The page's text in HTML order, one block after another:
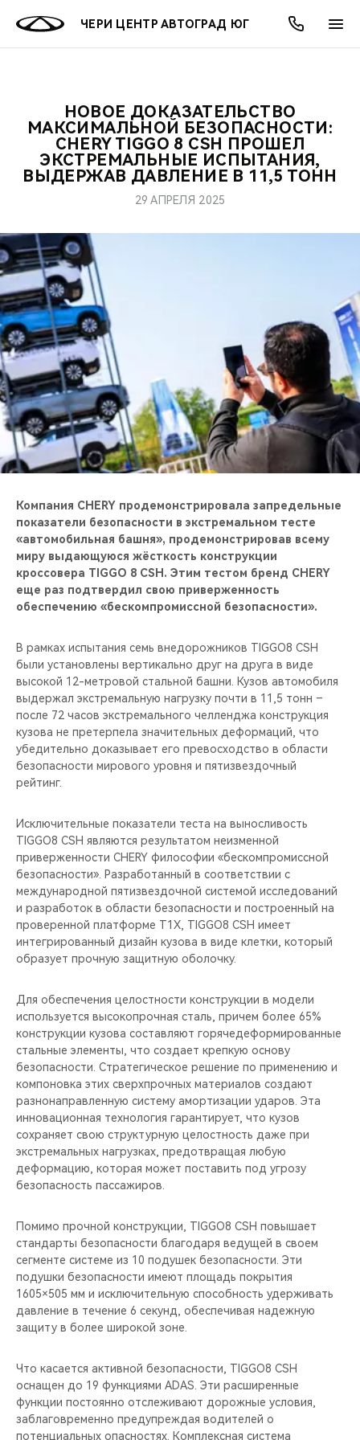
ЧЕРИ ЦЕНТР АВТОГРАД ЮГ
МОДЕЛИ
ВСЕ МОДЕЛИ
СЕДАНЫ
НОВИНКИ
ПОКУПАТЕЛЯМ
ВЫБОР И ПОКУПКА
КРЕДИТ И СТРАХОВАНИЕ
ВЛАДЕЛЬЦАМ
СЕРВИС
ЗАПЧАСТИ И АКСЕССУАРЫ
ПОДДЕРЖКА
CHERY CONNECT
МИР CHERY
АКСЕССУАРЫ
CHERY В СОЦСЕТЯХ
ЛЮДИ CHERY
БЛАГОТВОРИТЕЛЬНОСТЬ
CHERY REMOTE
CHERY И СПОРТ
НАШИ МЕРОПРИЯТИЯ
CHERY ДЛЯ ДЕТЕЙ
АКЦИИ
ВЫГОДЫ И АКЦИИ
ОНЛАЙН СЕРВИСЫ
ВЫБОР И ПОКУПКА
О КОМПАНИИ
О НАС
НОВОЕ ДОКАЗАТЕЛЬСТВО
МАКСИМАЛЬНОЙ БЕЗОПАСНОСТИ:
CHERY TIGGO 8 CSH ПРОШЕЛ
ЭКСТРЕМАЛЬНЫЕ ИСПЫТАНИЯ,
ВЫДЕРЖАВ ДАВЛЕНИЕ В 11,5 ТОНН
29 АПРЕЛЯ 2025
Компания CHERY продемонстрировала запредельные
показатели безопасности в экстремальном тесте
«автомобильная башня», продемонстрировав всему
миру выдающуюся жёсткость конструкции
кроссовера TIGGO 8 CSH. Этим тестом бренд CHERY
еще раз подтвердил свою приверженность
обеспечению «бескомпромиссной безопасности».
В рамках испытания семь внедорожников TIGGO8 CSH
были установлены вертикально друг на друга в виде
высокой 12-метровой стальной башни. Кузов автомобиля
выдержал экстремальную нагрузку почти в 11,5 тонн –
после 72 часов экстремального челленджа конструкция
кузова не претерпела значительных деформаций, что
убедительно доказывает его превосходство в области
безопасности мирового уровня и пятизвездочный
рейтинг.
Исключительные показатели теста на выносливость
TIGGO8 CSH являются результатом неизменной
приверженности CHERY философии «бескомпромиссной
безопасности». Разработанный в соответствии с
международной пятизвездочной системой исследований
и разработок в области безопасности и построенный на
проверенной платформе T1X, TIGGO8 CSH имеет
интегрированный дизайн кузова в виде клетки, который
образует прочную защитную оболочку.
Для обеспечения целостности конструкции в модели
используется высокопрочная сталь, причем более 65%
конструкции кузова составляют горячедеформированные
стальные элементы, что создает крепкую основу
безопасности. Стратегическое решение по применению и
компоновка этих сверхпрочных материалов создают
разнонаправленную систему амортизации ударов. Эта
инновационная технология гарантирует, что кузов
сохраняет свою структурную целостность даже при
экстремальных нагрузках, предотвращая любую
деформацию, которая может поставить под угрозу
безопасность пассажиров.
Помимо прочной конструкции, TIGGO8 CSH повышает
стандарты безопасности благодаря ведущей в своем
сегменте системе из 10 подушек безопасности. Эти
подушки безопасности имеют площадь покрытия
1605×505 мм и исключительную способность удерживать
давление в течение 6 секунд, обеспечивая надежную
защиту в более широкой зоне.
Что касается активной безопасности, TIGGO8 CSH
оснащен до 19 функциями ADAS. Эти расширенные
функции постоянно отслеживают дорожные условия,
заблаговременно предупреждая водителей о
потенциальных опасностях. Комплексная система